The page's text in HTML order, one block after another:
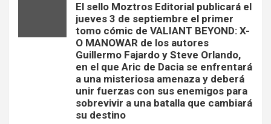
El sello Moztros Editorial publicará el
jueves 3 de septiembre el primer
tomo cómic de VALIANT BEYOND: X-
O MANOWAR de los autores
Guillermo Fajardo y Steve Orlando,
en el que Aric de Dacia se enfrentará
a una misteriosa amenaza y deberá
unir fuerzas con sus enemigos para
sobrevivir a una batalla que cambiará
su destino